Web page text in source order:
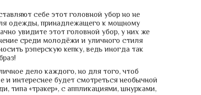
себе этот головной убор но не
одежды, принадлежащего к мощному
увидите этот головной убор, у них же
среди молодёжи и уличного стиля
рэперскую кепку, ведь иногда так
дело каждого, но для того, чтоб
интереснее будет смотреться необычной
типа «тракер», с аппликациями, шнурками,